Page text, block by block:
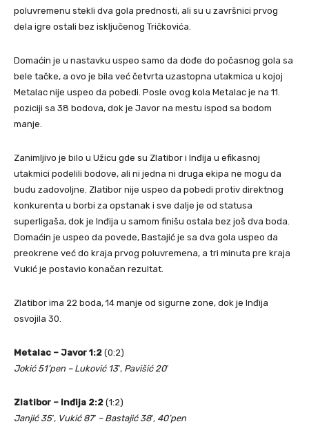
poluvremenu stekli dva gola prednosti, ali su u završnici prvog
dela igre ostali bez isključenog Tričkovića.
Domaćin je u nastavku uspeo samo da dođe do počasnog gola sa
bele tačke, a ovo je bila već četvrta uzastopna utakmica u kojoj
Metalac nije uspeo da pobedi. Posle ovog kola Metalac je na 11.
poziciji sa 38 bodova, dok je Javor na mestu ispod sa bodom
manje.
Zanimljivo je bilo u Užicu gde su Zlatibor i Inđija u efikasnoj
utakmici podelili bodove, ali ni jedna ni druga ekipa ne mogu da
budu zadovoljne. Zlatibor nije uspeo da pobedi protiv direktnog
konkurenta u borbi za opstanak i sve dalje je od statusa
superligaša, dok je Inđija u samom finišu ostala bez još dva boda.
Domaćin je uspeo da povede, Bastajić je sa dva gola uspeo da
preokrene već do kraja prvog poluvremena, a tri minuta pre kraja
Vukić je postavio konačan rezultat.
Zlatibor ima 22 boda, 14 manje od sigurne zone, dok je Inđija
osvojila 30.
Metalac – Javor 1:2 (0:2)
Jokić 51’pen – Luković 13′, Pavišić 20′
Zlatibor – Inđija 2:2 (1:2)
Janjić 35′, Vukić 87′ – Bastajić 38′, 40’pen